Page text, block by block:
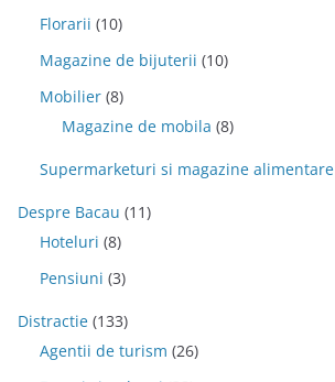
Florarii (10)
Magazine de bijuterii (10)
Mobilier (8)
Magazine de mobila (8)
Supermarketuri si magazine alimentare
Despre Bacau (11)
Hoteluri (8)
Pensiuni (3)
Distractie (133)
Agentii de turism (26)